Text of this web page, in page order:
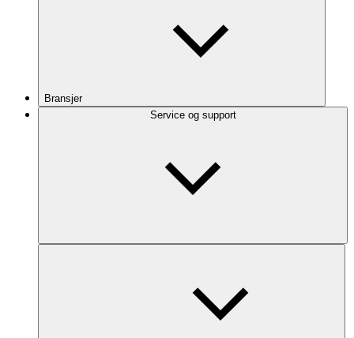
Bransjer
Service og support